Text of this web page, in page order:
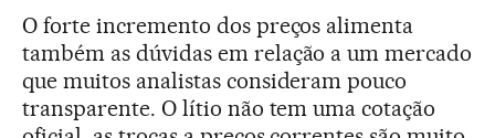
O forte incremento dos preços alimenta
também as dúvidas em relação a um mercado
que muitos analistas consideram pouco
transparente. O lítio não tem uma cotação